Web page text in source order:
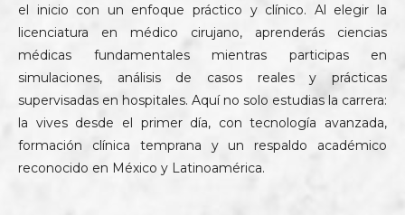
el inicio con un enfoque práctico y clínico. Al elegir la
licenciatura en médico cirujano, aprenderás ciencias
médicas fundamentales mientras participas en
simulaciones, análisis de casos reales y prácticas
supervisadas en hospitales. Aquí no solo estudias la carrera:
la vives desde el primer día, con tecnología avanzada,
formación clínica temprana y un respaldo académico
reconocido en México y Latinoamérica.